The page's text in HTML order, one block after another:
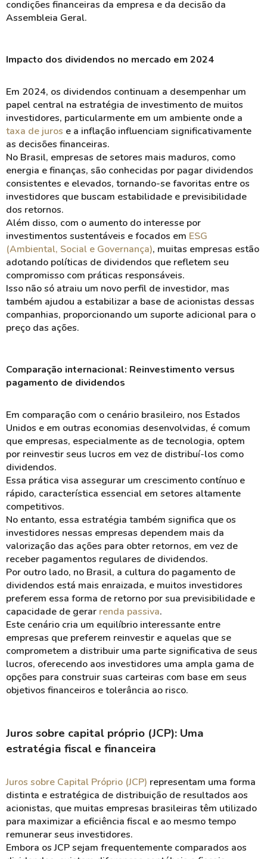
condições financeiras da empresa e da decisão da
Assembleia Geral.
Impacto dos dividendos no mercado em 2024
Em 2024, os dividendos continuam a desempenhar um
papel central na estratégia de investimento de muitos
investidores, particularmente em um ambiente onde a
taxa de juros e a inflação influenciam significativamente
as decisões financeiras.
No Brasil, empresas de setores mais maduros, como
energia efinanças, são conhecidas por pagar dividendos
consistentes e elevados, tornando-se favoritas entre os
investidores que buscam estabilidade e previsibilidade
dos retornos.
Além disso, com o aumento do interesse por
investimentos sustentáveis e focados em ESG
(Ambiental, Social e Governança), muitas empresas estão
adotando políticas de dividendos que refletem seu
compromisso com práticas responsáveis.
Isso não só atraiu um novo perfil de investidor, mas
também ajudou a estabilizar a base de acionistas dessas
companhias, proporcionando um suporte adicional para o
preço das ações.
Comparação internacional: Reinvestimento versus
pagamento de dividendos
Em comparação com o cenário brasileiro, nos Estados
Unidos e em outras economias desenvolvidas, é comum
que empresas, especialmente as detecnologia, optem
por reinvestirseus lucros em vez de distribuí-los como
dividendos.
Essa prática visa assegurar um crescimento contínuo e
rápido, característica essencial em setores altamente
competitivos.
No entanto, essa estratégia também significa que os
investidores nessas empresas dependem mais da
valorização das ações para obter retornos, em vez de
receber pagamentos regulares de dividendos.
Por outro lado, no Brasil, a cultura do pagamento de
dividendos está mais enraizada, e muitos investidores
preferem essa forma de retorno por sua previsibilidade e
capacidade de gerar renda passiva.
Este cenário cria um equilíbrio interessante entre
empresas que preferem reinvestir e aquelas que se
comprometem a distribuir uma parte significativa de seus
lucros, oferecendo aos investidores uma ampla gama de
opções para construir suas carteiras com base em seus
objetivos financeiros e tolerância ao risco.
Juros sobre capital próprio (JCP): Uma
estratégia fiscal e financeira
Juros sobre Capital Próprio (JCP) representam uma forma
distinta e estratégica de distribuição de resultados aos
acionistas, que muitas empresas brasileiras têm utilizado
para maximizar a eficiência fiscal e ao mesmo tempo
remunerarseus investidores.
Embora osJCPsejam frequentemente comparados aos